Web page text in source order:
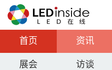
首页 资讯
展会 访谈